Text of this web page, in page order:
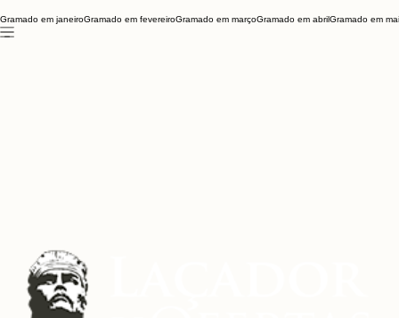
Gramado em janeiroGramado em fevereiroGramado em marçoGramado em abrilGramado em